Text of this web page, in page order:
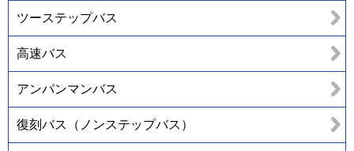
ツーステップバス
高速バス
アンパンマンバス
復刻バス（ノンステップバス）